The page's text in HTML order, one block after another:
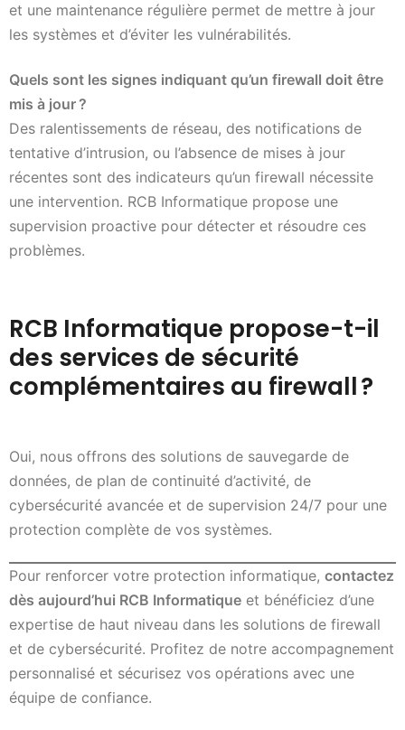
et une maintenance régulière permet de mettre à jour
les systèmes et d’éviter les vulnérabilités.
Quels sont les signes indiquant qu’un firewall doit être
mis à jour ?
Des ralentissements de réseau, des notifications de
tentative d’intrusion, ou l’absence de mises à jour
récentes sont des indicateurs qu’un firewall nécessite
une intervention. RCB Informatique propose une
supervision proactive pour détecter et résoudre ces
problèmes.
RCB Informatique propose-t-il
des services de sécurité
complémentaires au firewall ?
Oui, nous offrons des solutions de sauvegarde de
données, de plan de continuité d’activité, de
cybersécurité avancée et de supervision 24/7 pour une
protection complète de vos systèmes.
Pour renforcer votre protection informatique, contactez
dès aujourd’hui RCB Informatique et bénéficiez d’une
expertise de haut niveau dans les solutions de firewall
et de cybersécurité. Profitez de notre accompagnement
personnalisé et sécurisez vos opérations avec une
équipe de confiance.